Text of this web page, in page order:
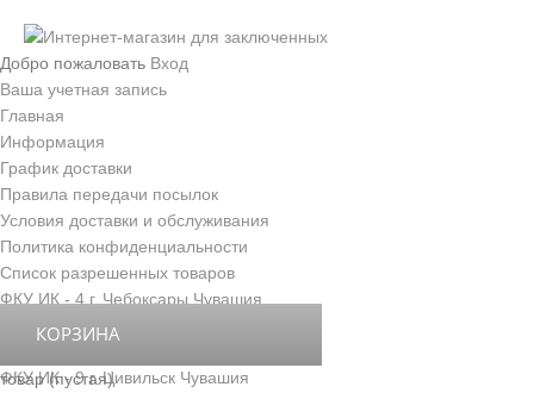
Добро пожаловать Вход
Ваша учетная запись
Главная
Информация
График доставки
Правила передачи посылок
Условия доставки и обслуживания
Политика конфиденциальности
Список разрешенных товаров
ФКУ ИК - 4 г. Чебоксары Чувашия
ФКУ ИК - 3 г. Новочебоксарск Чувашия
ФКУ ИК - 9 г. Цивильск Чувашия
КОРЗИНА
товар (пустая)